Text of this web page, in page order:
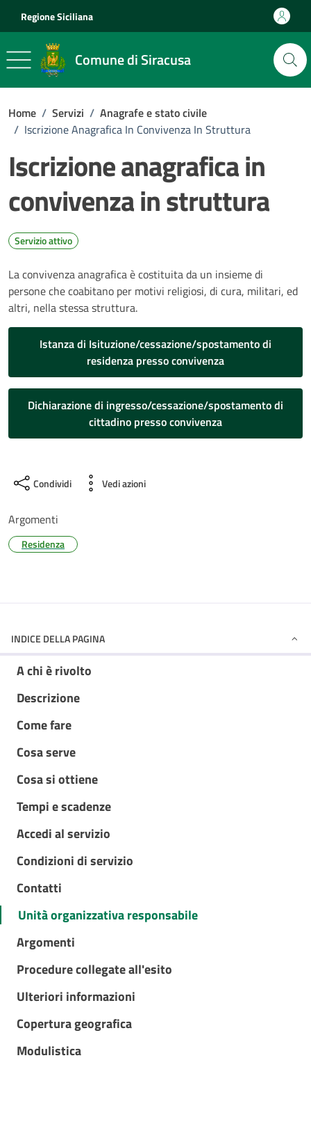
Regione Siciliana
Comune di Siracusa
Home / Servizi / Anagrafe e stato civile
/ Iscrizione Anagrafica In Convivenza In Struttura
Iscrizione anagrafica in
convivenza in struttura
Servizio attivo
La convivenza anagrafica è costituita da un insieme di
persone che coabitano per motivi religiosi, di cura, militari, ed
altri, nella stessa struttura.
Istanza di Isituzione/cessazione/spostamento di
residenza presso convivenza
Dichiarazione di ingresso/cessazione/spostamento di
cittadino presso convivenza
Condividi Vedi azioni
Argomenti
Residenza
INDICE DELLA PAGINA
A chi è rivolto
Descrizione
Come fare
Cosa serve
Cosa si ottiene
Tempi e scadenze
Accedi al servizio
Condizioni di servizio
Contatti
Unità organizzativa responsabile
Argomenti
Procedure collegate all'esito
Ulteriori informazioni
Copertura geografica
Modulistica